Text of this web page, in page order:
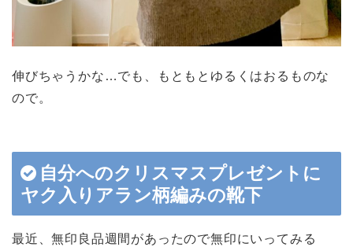
伸びちゃうかな…でも、もともとゆるくはおるものな
ので。
自分へのクリスマスプレゼントに
ヤク入りアラン柄編みの靴下
最近、無印良品週間があったので無印にいってみる